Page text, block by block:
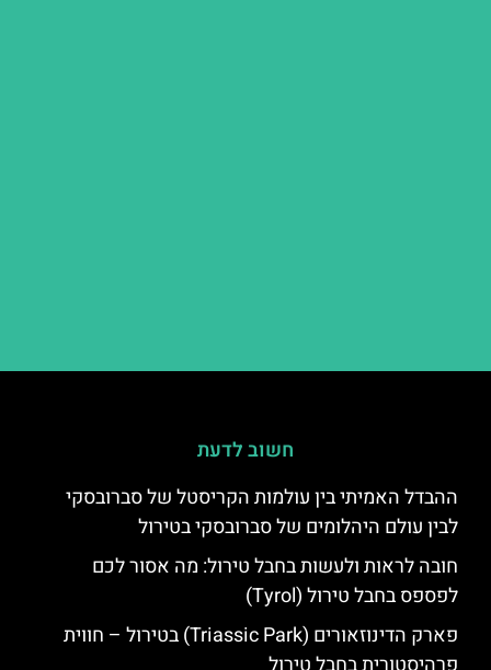
חשוב לדעת
ההבדל האמיתי בין עולמות הקריסטל של סברובסקי
לבין עולם היהלומים של סברובסקי בטירול
חובה לראות ולעשות בחבל טירול: מה אסור לכם
לפספס בחבל טירול (Tyrol)
פארק הדינוזאורים (Triassic Park) בטירול – חווית